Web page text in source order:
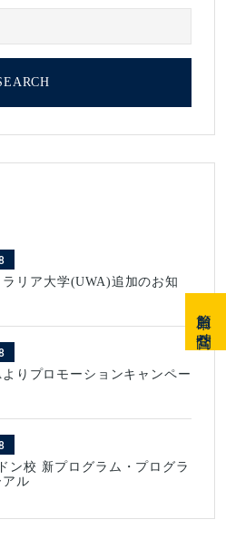
リア大学(UWA)追加のお知
りプロモーションキャンペー
ン校 新プログラム・プログラ
アル
簡単お問合せ